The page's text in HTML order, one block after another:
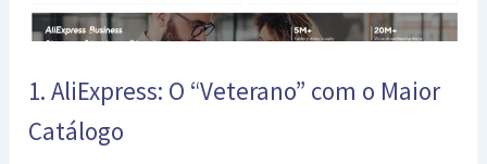
1. AliExpress: O “Veterano” com o Maior
Catálogo